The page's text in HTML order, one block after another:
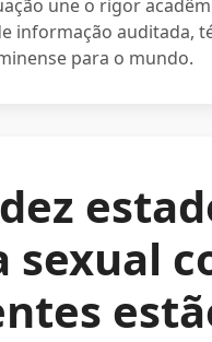
une o rigor
informação auditada,
para o mundo.
sexual